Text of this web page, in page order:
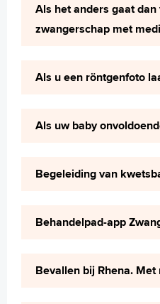
Français
Türkçe
Als het anders gaat
zwangerschap met
Als u een röntgenfoto
Als uw baby
Begeleiding van
Behandelpad-app
Bevallen bij Rhena.